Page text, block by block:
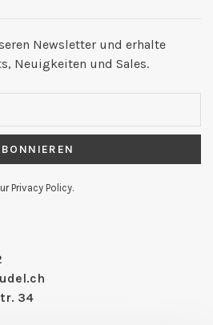
Newsletter und erhalte
Neuigkeiten und Sales.
Privacy Policy.
34